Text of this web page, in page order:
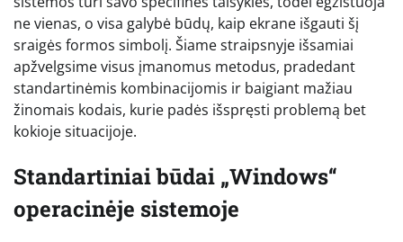
ne vienas, o visa galybė būdų, kaip ekrane išgauti šį
sraigės formos simbolį. Šiame straipsnyje išsamiai
apžvelgsime visus įmanomus metodus, pradedant
standartinėmis kombinacijomis ir baigiant mažiau
žinomais kodais, kurie padės išspręsti problemą bet
kokioje situacijoje.
Standartiniai būdai „Windows“
operacinėje sistemoje